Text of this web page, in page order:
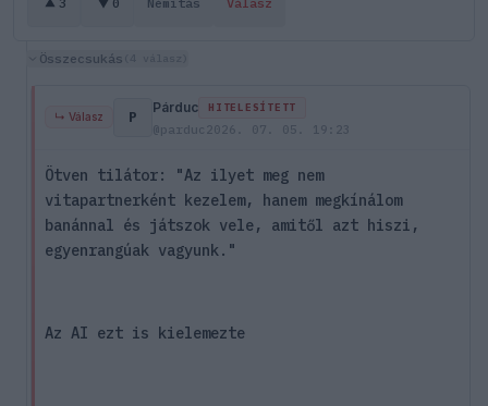
Összecsukás
↳ Válasz P
Párduc HITELESÍTETT
@parduc 2026. 07. 05. 19:23
Ötven tilátor: "Az ilyet meg nem
vitapartnerként kezelem, hanem megkínálom
banánnal és játszok vele, amitől azt hiszi,
egyenrangúak vagyunk."
Az AI ezt is kielemezte